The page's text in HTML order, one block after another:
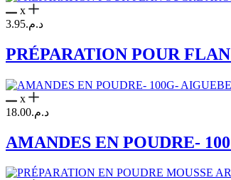
x
د.م.3.95
PRÉPARATION POUR
x
د.م.18.00
AMANDES EN POUDRE-